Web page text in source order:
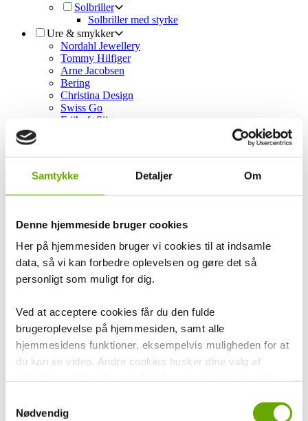
Samtykke Detaljer Om
Denne hjemmeside bruger cookies
Her på hjemmesiden bruger vi cookies til at indsamle
data, så vi kan forbedre oplevelsen og gøre det så
personligt som muligt for dig.
Ved at acceptere cookies får du den fulde
brugeroplevelse på hjemmesiden, samt alle
hjemmesidens funktioner, eksempelvis muligheden for at
du kan se video. Andre cookies husker dine valg af
forbindelse med marketing.
Nødvendig
Solbriller
Solbriller med styrke
Ure & smykker
Nordahl Jewellery
Tommy Hilfiger
Arne Jacobsen
Bering
Christina Design
Swiss Go
Friihof+Siig
By Laesoe
Pia & Per
Aqua Dulce
Siersbøl
Gaveartikler
Kay Bojesen
Simple Goods
Kodanska
Willow Tree
Cooee Design
Mouse & Pen Illustration
Studio About
Nordahl Andersen
KIDS by FRIIS
LindDNA
Maileg
Deluxe Homeart
House of Sander